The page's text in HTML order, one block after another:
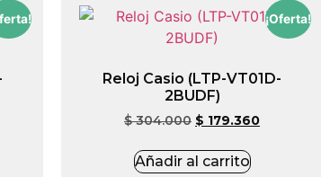
¡Oferta!
Reloj Casio (LTP-VT01D-
2BUDF)
$304.000 $ 179.360
Añadir al carrito